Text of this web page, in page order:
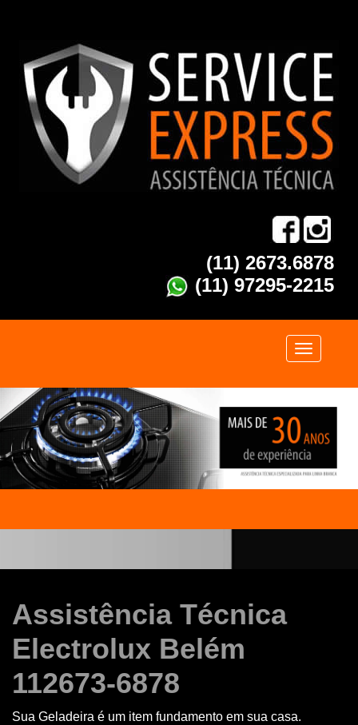
(11) 2673.6878
(11) 97295-2215
Assistência Técnica
Electrolux Belém
112673-6878
Sua Geladeira é um item fundamento em sua casa.